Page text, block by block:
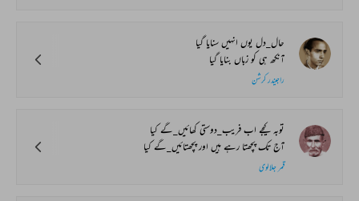
حال_دل یوں انہیں سنایا گیا
آنکھ ہی کو زباں بنایا گیا
راجیندر کرشن
توبہ کیجے اب فریب_دوستی کھائیں_گے کیا
آج تک پچھتا رہے ہیں اور پچھتائیں_گے کیا
قمر جلالوی